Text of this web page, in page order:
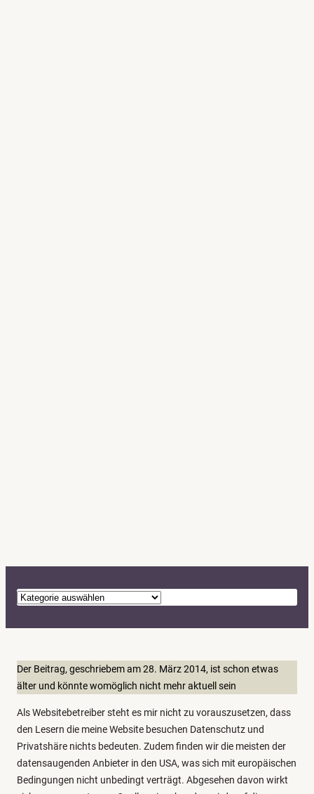
K
t
g
o
r
i
e
n
Der Beitrag, geschriebem am 28. März 2014, ist schon etwas
älter und könnte womöglich nicht mehr aktuell sein
Als Websitebetreiber steht es mir nicht zu vorauszusetzen, dass
den Lesern die meine Website besuchen Datenschutz und
Privatshäre nichts bedeuten. Zudem finden wir die meisten der
datensaugenden Anbieter in den USA, was sich mit europäischen
Bedingungen nicht unbedingt verträgt. Abgesehen davon wirkt